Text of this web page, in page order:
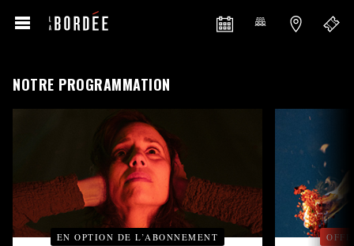
NOTRE PROGRAMMATION
EN OPTION DE L’ABONNEMENT